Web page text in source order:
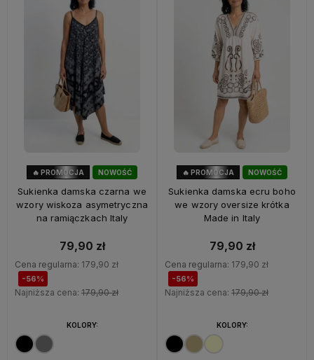
NOWOŚĆ
🔥 PROMOCJA
Sukienka damska czarna we
wzory wiskoza asymetryczna
na ramiączkach Italy
79,90 zł
Cena regularna: 179,90 zł
-56%
Najniższa cena: 179,90 zł
KOLORY:
NOWOŚĆ
🔥 PROMOCJA
Sukienka damska ecru boho
we wzory oversize krótka
Made in Italy
79,90 zł
Cena regularna: 179,90 zł
-56%
Najniższa cena: 179,90 zł
KOLORY: